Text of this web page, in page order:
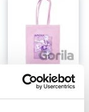
K-pop Demon Hunters taška plátená ružová (Huntrix)
10,50€